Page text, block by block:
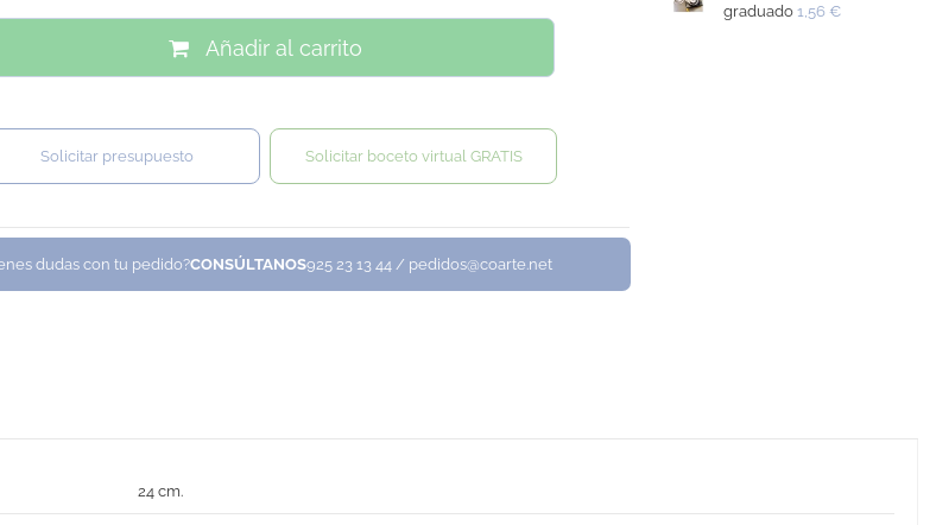
Añadir al carrito
Solicitar presupuesto Solicitar boceto virtual GRATIS
dudas con tu pedido?CONSÚLTANOS925 23 13 44 / pedidos@coarte.net
graduado 1,56 €
24 cm.